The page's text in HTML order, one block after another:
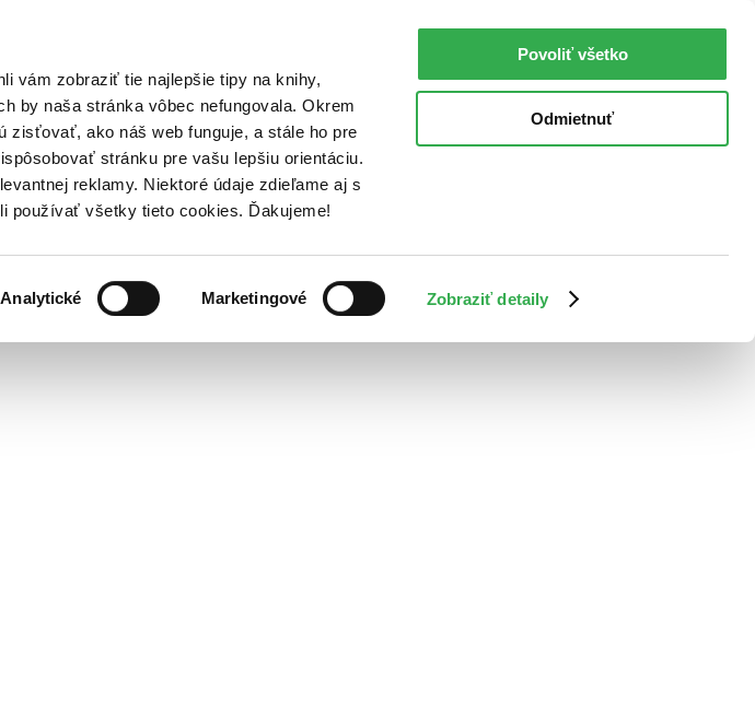
vám zobraziť tie najlepšie tipy na knihy,
by naša stránka vôbec nefungovala. Okrem
zisťovať, ako náš web funguje, a stále ho pre
stránku pre vašu lepšiu orientáciu.
reklamy. Niektoré údaje zdieľame aj s
používať všetky tieto cookies. Ďakujeme!
Analytické Marketingové Zobraziť detaily
Povoliť všetko
Odmietnuť